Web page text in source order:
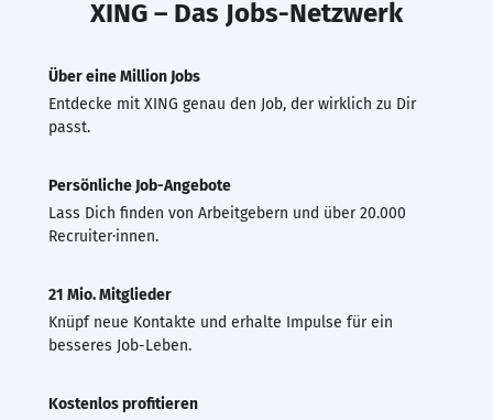
XING – Das Jobs-Netzwerk
Über eine Million Jobs
Entdecke mit XING genau den Job, der wirklich zu Dir
passt.
Persönliche Job-Angebote
Lass Dich finden von Arbeitgebern und über 20.000
Recruiter·innen.
21 Mio. Mitglieder
Knüpf neue Kontakte und erhalte Impulse für ein
besseres Job-Leben.
Kostenlos profitieren